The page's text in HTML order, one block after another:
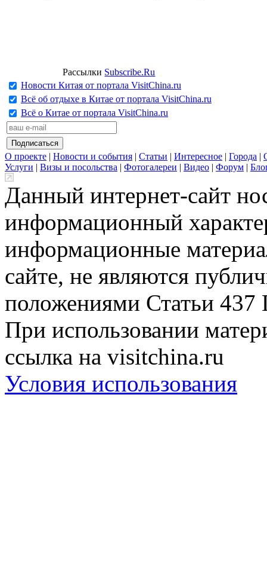
Рассылки Subscribe.Ru
Новости Китая от портала VisitChina.ru
Всё об отдыхе в Китае от портала VisitChina.ru
Всё о Китае от портала VisitChina.ru
О проекте | Новости и события | Статьи | Интересное | Города |
Услуги | Визы и посольства | Фотогалереи | Видео | Форум |
Данный интернет-сайт
информационный
информационные
сайте, не являются
положениями Статьи 437
При использовании
ссылка на visitchina.ru
Условия использования